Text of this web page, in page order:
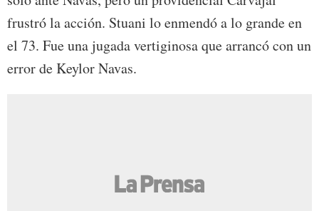
frustró la acción. Stuani lo enmendó a lo grande en
el 73. Fue una jugada vertiginosa que arrancó con un
error de Keylor Navas.